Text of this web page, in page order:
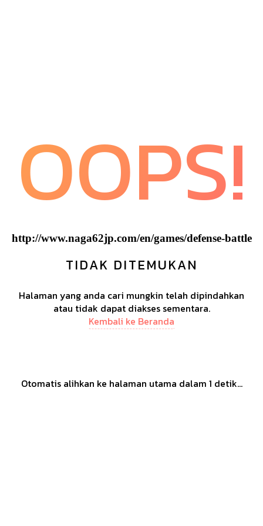
OOPS!
http://www.naga62jp.com/en/games/defense-battle
TIDAK DITEMUKAN
Halaman yang anda cari mungkin telah dipindahkan
atau tidak dapat diakses sementara.
Kembali ke Beranda
Otomatis alihkan ke halaman utama dalam 1 detik...